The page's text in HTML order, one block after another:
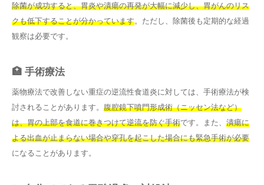
除菌が成功すると、胃炎や潰瘍の再発が大幅に減少し、胃がんのリス
クも低下することが分かっています。ただし、除菌後も定期的な経過
観察は必要です。
🏥 手術療法
薬物療法で改善しない重症の逆流性食道炎に対しては、手術療法が検
討されることがあります。 腹腔鏡下噴門形成術（ニッセン法など）
は、胃の上部を食道に巻きつけて逆流を防ぐ手術です。また、 潰瘍に
よる出血が止まらない場合や穿孔を起こした場合にも緊急手術が必要
になることがあります。